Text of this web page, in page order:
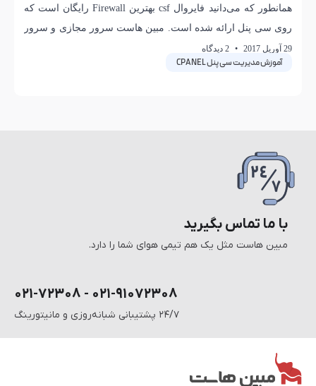
آموزش مدیریت سی پنل CPANEL
همانطور که می‌دانید فایروال csf بهترین Firewall رایگان است که
روی سی پنل ارائه شده است. مبین هاست سرور مجازی و سرور
اختصاصی خود را
29 آوریل 2017
با ما تماس بگیرید
مبین هاست مثل یک هم تیمی هوای شما را دارد.
۰۲۱-۹۱۰۷۲۳۰۸ - ۰۲۱-۷۲۳۰۸
۲۴/۷ پشتیبانی شبانه‌روزی و مانیتورینگ